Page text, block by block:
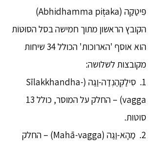
פִּיטַקַה (Abhidhamma piṭaka)
הקובץ הראשון מתוך חמישה בסל הסוּטּוֹת
הוא אוסף 'הארוכות' הכולל 34 שיחות
מקובצות לשלושה:
1. סִילַקְּהַנְדַה-וַגַה (Sīlakkhandha-
vagga) – החלק על המוסר, כולל 13
סוטות.
2. מַהָא-וַגַה (Mahā-vagga) – החלק